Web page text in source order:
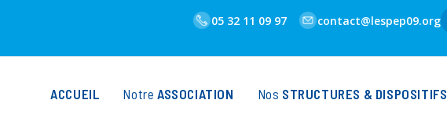
05 32 11 09 97 contact@lespep09.org
ACCUEIL ASSOCIATION STRUCTURES & DISPOSITIFS